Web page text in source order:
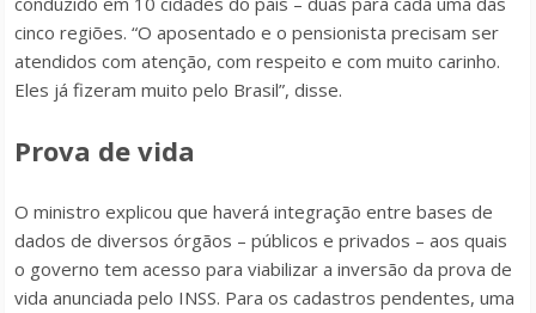
cinco regiões. “O aposentado e o pensionista precisam ser
atendidos com atenção, com respeito e com muito carinho.
Eles já fizeram muito pelo Brasil”, disse.
Prova de vida
O ministro explicou que haverá integração entre bases de
dados de diversos órgãos – públicos e privados – aos quais
o governo tem acesso para viabilizar a inversão da prova de
vida anunciada pelo INSS. Para os cadastros pendentes, uma